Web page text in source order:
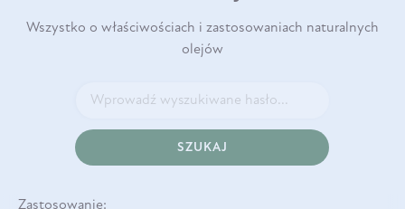
Wszystko o właściwościach i zastosowaniach naturalnych
olejów
SZUKAJ
Zastosowanie: